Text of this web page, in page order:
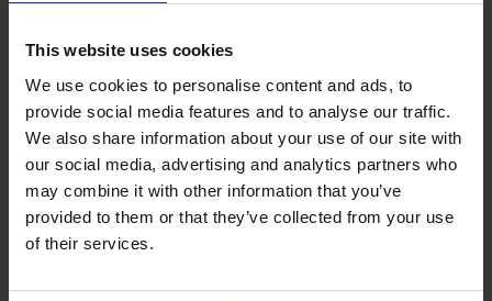
This website uses cookies
We use cookies to personalise content and ads, to
provide social media features and to analyse our traffic.
We also share information about your use of our site with
our social media, advertising and analytics partners who
may combine it with other information that you’ve
provided to them or that they’ve collected from your use
of their services.
Noir
Sleva
639 Kč Původní cena
799 Kč
999 Kč
240 KčkódSUN20